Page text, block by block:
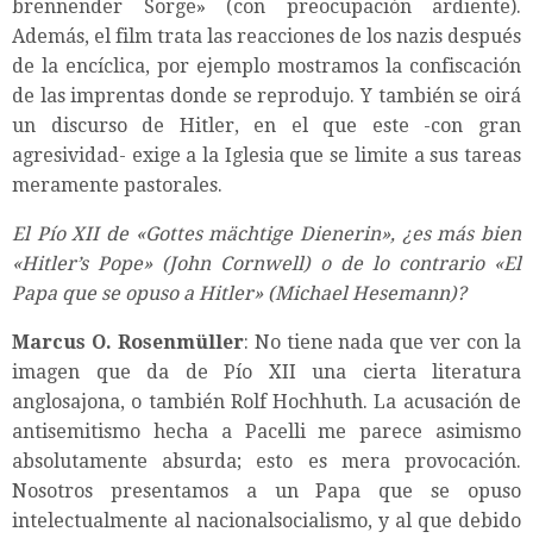
brennender Sorge» (con preocupación ardiente).
Además, el film trata las reacciones de los nazis después
de la encíclica, por ejemplo mostramos la confiscación
de las imprentas donde se reprodujo. Y también se oirá
un discurso de Hitler, en el que este -con gran
agresividad- exige a la Iglesia que se limite a sus tareas
meramente pastorales.
El Pío XII de «Gottes mächtige Dienerin», ¿es más bien
«Hitler’s Pope» (John Cornwell) o de lo contrario «El
Papa que se opuso a Hitler» (Michael Hesemann)?
Marcus O. Rosenmüller: No tiene nada que ver con la
imagen que da de Pío XII una cierta literatura
anglosajona, o también Rolf Hochhuth. La acusación de
antisemitismo hecha a Pacelli me parece asimismo
absolutamente absurda; esto es mera provocación.
Nosotros presentamos a un Papa que se opuso
intelectualmente al nacionalsocialismo, y al que debido